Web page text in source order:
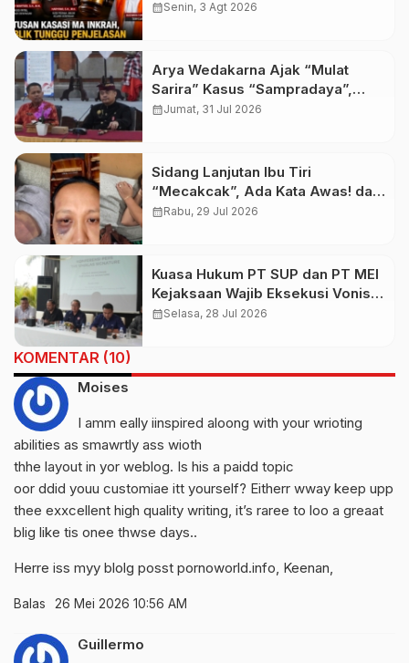
Budiman Tiang
calendar_monthSenin, 3 Agt 2026
Arya Wedakarna Ajak “Mulat
Sarira” Kasus “Sampradaya”,
Buka Ashram Untuk Spiritual
calendar_monthJumat, 31 Jul 2026
Sidang Lanjutan Ibu Tiri
“Mecakcak”, Ada Kata Awas! dari
Pelaku Saat Sidang
calendar_monthRabu, 29 Jul 2026
Kuasa Hukum PT SUP dan PT MEI
Kejaksaan Wajib Eksekusi Vonis
3,5 Tahun Budiman Tiang dan
calendar_monthSelasa, 28 Jul 2026
KOMENTAR (10)
Moises
I amm eally iinspired aloong with your wrioting
abilities as smawrtly ass wioth
thhe layout in yor weblog. Is his a paidd topic
oor ddid youu customiae itt yourself? Eitherr wway keep upp
thee exxcellent high quality writing, it’s raree to loo a greaat
blig like tis onee thwse days..
Herre iss myy blolg posst pornoworld.info, Keenan,
Balas 26 Mei 2026 10:56 AM
Guillermo